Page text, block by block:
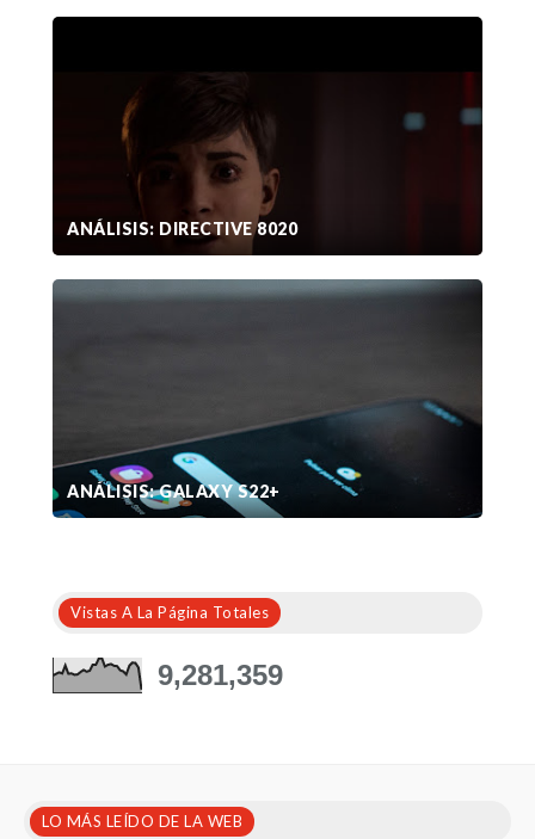
ANÁLISIS: DIRECTIVE 8020
ANÁLISIS: GALAXY S22+
Vistas A La Página Totales
9,281,359
LO MÁS LEÍDO DE LA WEB